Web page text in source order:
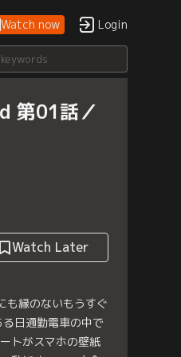
Watch now Login
第01話／
Watch Later
も縁のないもうすぐ
日通勤電車の中で
トがスマホの壁紙